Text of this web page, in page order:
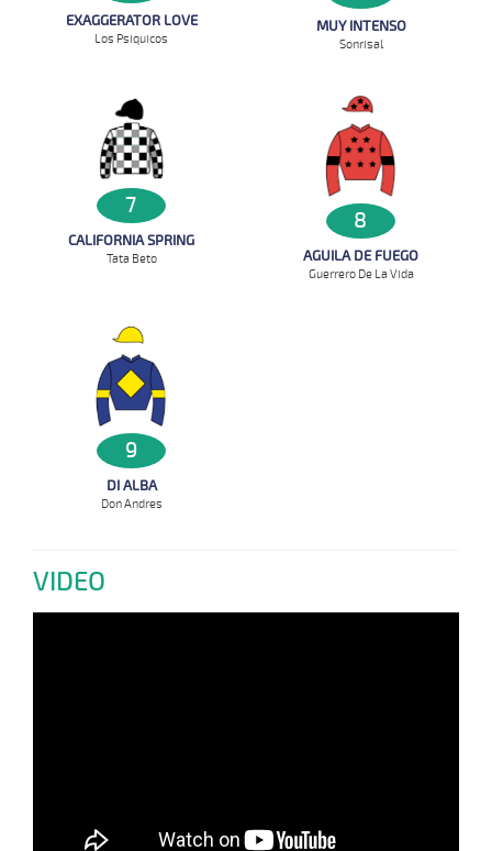
EXAGGERATOR LOVE
Los Psiquicos
MUY INTENSO
Sonrisal
7
CALIFORNIA SPRING
Tata Beto
8
AGUILA DE FUEGO
Guerrero De La Vida
9
DI ALBA
Don Andres
VIDEO